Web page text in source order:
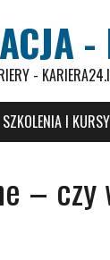
-
-
SZKOLENIA I KURSY
–